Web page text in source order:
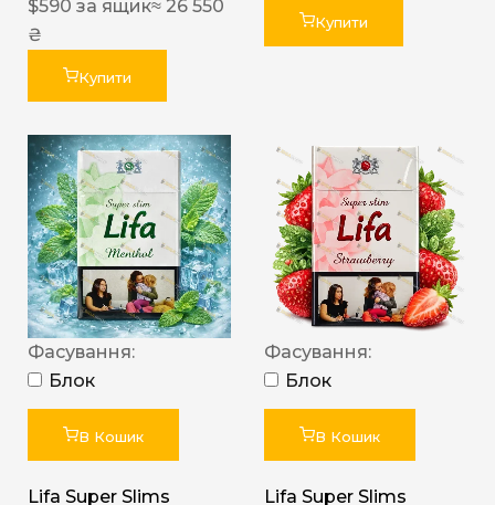
$590 за ящик≈ 26 550
₴
Купити
Купити
Фасування:
Блок
В Кошик
Lifa Super Slims
Фасування:
Блок
В Кошик
Lifa Super Slims